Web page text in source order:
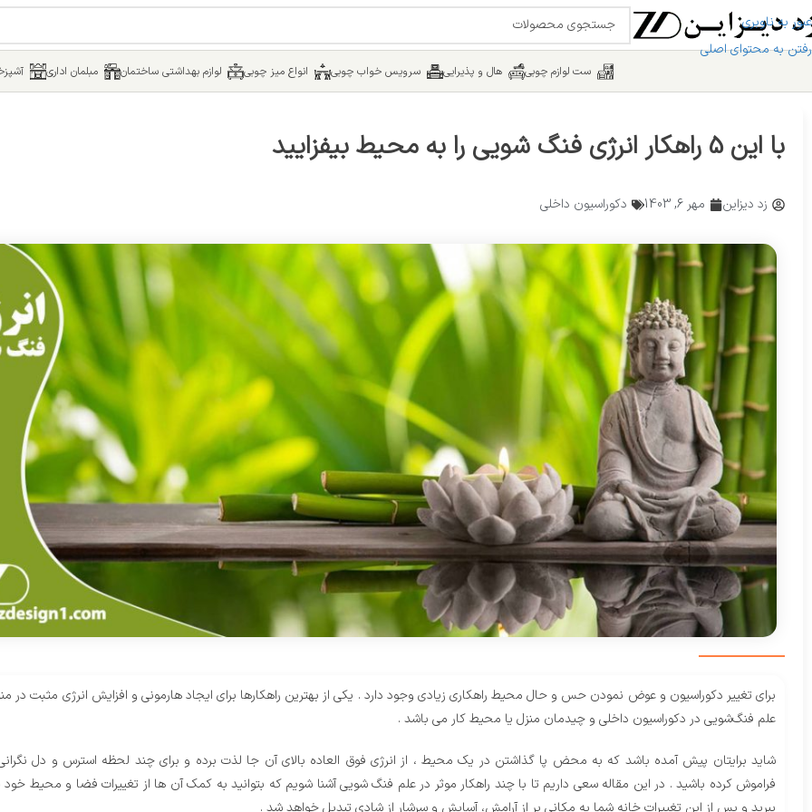
عبور به ناوبری
رفتن به محتوای اصلی
ست لوازم چوبی هال و پذیرایی سرویس خواب چوبی انواع میز چوبی لوازم بهداشتی ساختمان مبلمان اداری
با این 5 راهکار انرژی فنگ شویی را به محیط بیفزایید
زد دیزاین مهر 6, 1403 دکوراسیون داخلی
برای تغییر دکوراسیون و عوض نمودن حس و حال محیط راهکاری زیادی وجود دارد . یکی از بهترین راهکارها برای ایجاد هارمونی و افزایش انرژی مثبت در
علم فنگ‌شویی در دکوراسیون داخلی و چیدمان منزل یا محیط کار می باشد .
شاید برایتان پیش آمده باشد که به محض پا گذاشتن در یک محیط ، از انرژی فوق العاده بالای آن جا لذت برده و برای چند لحظه استرس و دل
فراموش کرده باشید . در این مقاله سعی داریم تا با چند راهکار موثر در علم فنگ شویی آشنا شویم که بتوانید به کمک آن ها از تغییرات فضا و محیط خود
ببرید و پس از این تغییرات خانه شما به مکانی پر از آرامش، آسایش و سرشار از شادی تبدیل خواهد شد .